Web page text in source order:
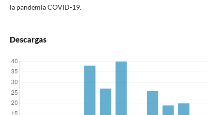
la pandemia COVID-19.
Descargas